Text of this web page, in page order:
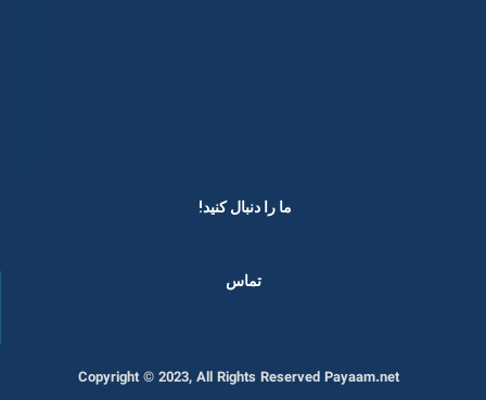
ما را دنبال کنید! ​
تماس
Copyright © 2023, All Rights Reserved Payaam.net